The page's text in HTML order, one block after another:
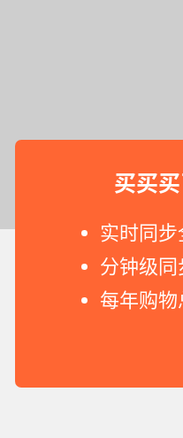
买买
实时同
分钟级
每年购